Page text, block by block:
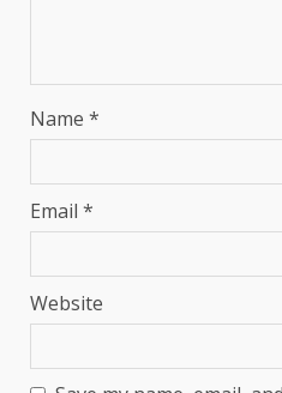
Name *
Email *
Website